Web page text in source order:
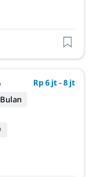
Rp 6 jt - 8 jt